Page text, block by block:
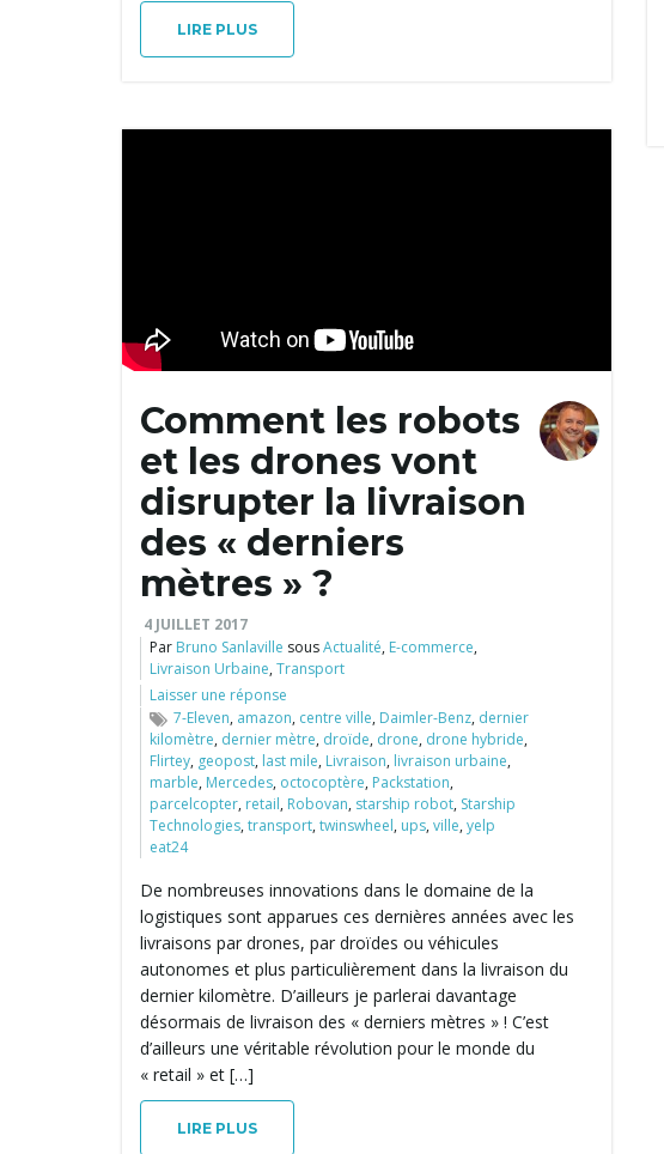
LIRE PLUS
Comment les robots
et les drones vont
disrupter la livraison
des « derniers
mètres » ?
4 JUILLET 2017
Par Bruno Sanlaville sousActualité, E-commerce,
Livraison Urbaine,Transport
Laisser une réponse
7-Eleven, amazon, centre ville, Daimler-Benz, dernier
kilomètre, dernier mètre, droïde, drone, drone hybride,
Flirtey, geopost, last mile, Livraison, livraison urbaine,
marble, Mercedes, octocoptère, Packstation,
parcelcopter, retail, Robovan, starship robot, Starship
Technologies,transport,twinswheel, ups,ville,yelp
eat24
De nombreuses innovations dans le domaine de la
logistiques sont apparues ces dernières années avec les
livraisons par drones, par droïdes ou véhicules
autonomes et plus particulièrement dans la livraison du
dernier kilomètre. D’ailleurs je parlerai davantage
désormais de livraison des « derniers mètres » ! C’est
d’ailleurs une véritable révolution pour le monde du
« retail » et […]
LIRE PLUS